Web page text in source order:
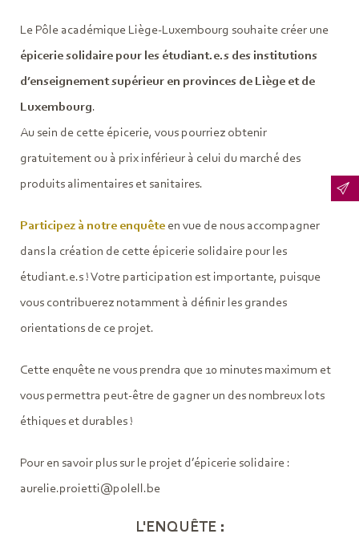
Le Pôle académique Liège-Luxembourg souhaite créer une
épicerie solidaire pour les étudiant.e.s des institutions
d’enseignement supérieur en provinces de Liège et de
Luxembourg.
Au sein de cette épicerie, vous pourriez obtenir
gratuitement ou à prix inférieur à celui du marché des
produits alimentaires et sanitaires.
Participez à notre enquête en vue de nous accompagner
dans la création de cette épicerie solidaire pour les
étudiant.e.s ! Votre participation est importante, puisque
vous contribuerez notamment à définir les grandes
orientations de ce projet.
Cette enquête ne vous prendra que 10 minutes maximum et
vous permettra peut-être de gagner un des nombreux lots
éthiques et durables !
Pour en savoir plus sur le projet d’épicerie solidaire :
aurelie.proietti@polell.be
L'ENQUÊTE :